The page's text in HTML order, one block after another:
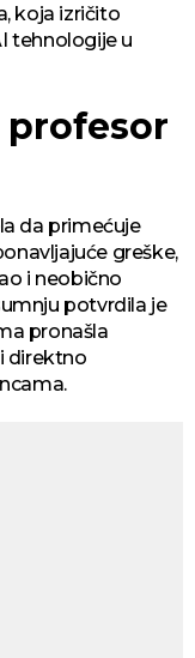
koja izričito
tehnologije u
da primećuje
greške,
i neobično
potvrdila je
pronašla
direktno